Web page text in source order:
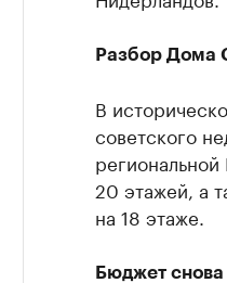
Разбор Дома
В
советского
20 этажей, а
на 18 этаже.
Бюджет